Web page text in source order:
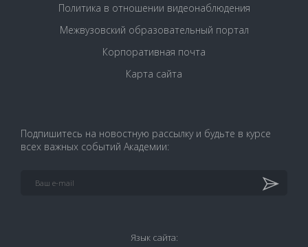
Политика в отношении видеонаблюдения
Межвузовский образовательный портал
Корпоративная почта
Карта сайта
Подпишитесь на новостную рассылку и будьте в курсе
всех важных событий Академии:
Язык сайта: